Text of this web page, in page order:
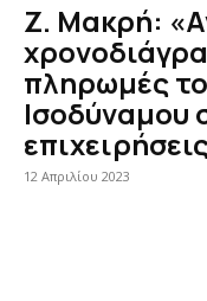
Ζ. Μακρή:
πληρωμές
Ισοδύναμου
12 Απριλίου 2023